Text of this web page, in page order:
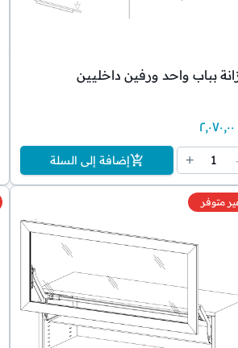
بباب واحد ورفين داخليين
٢٬٠٧٠٫٠٠
1
+ إضافة إلى السلة
متوفر